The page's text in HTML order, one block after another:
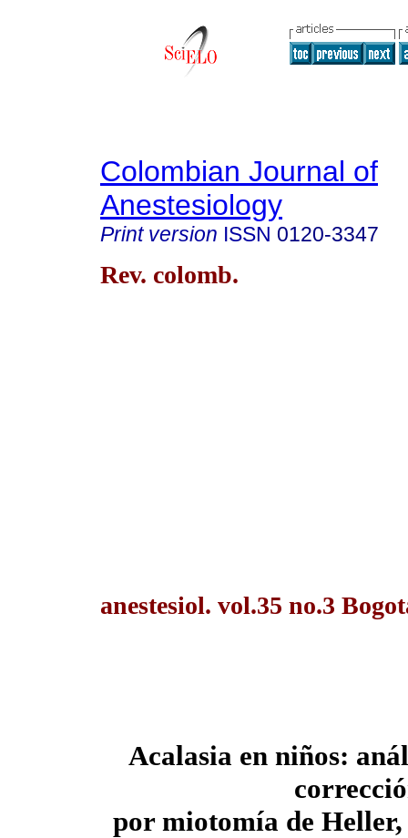
Colombian Journal of
Anestesiology
Print version ISSN 0120-3347
Rev. colomb.
anestesiol. vol.35 no.3
Acalasia en niños:
por miotomía de